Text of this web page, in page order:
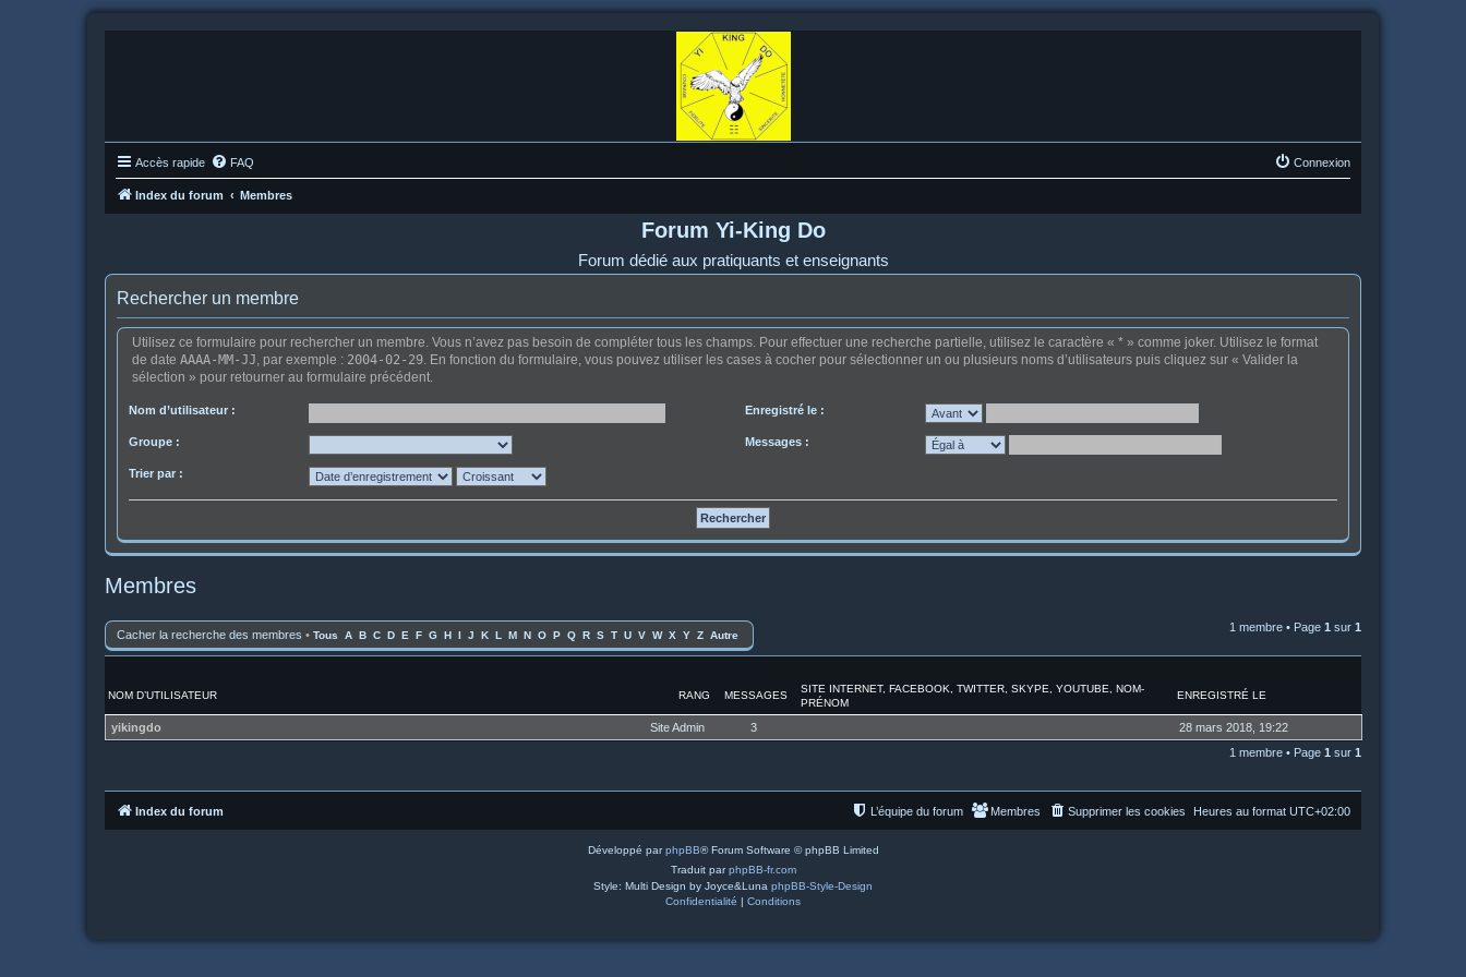
Accès rapide FAQ Connexion
Index du forum Membres
Forum Yi-King Do
Forum dédié aux pratiquants et enseignants
Rechercher un membre
Utilisez ce formulaire pour rechercher un membre. Vous n’avez pas besoin de compléter tous les champs. Pour effectuer une recherche partielle, utilisez le caractère « * » comme joker. Utilisez le format
de date AAAA-MM-JJ, par exemple : 2004-02-29. En fonction du formulaire, vous pouvez utiliser les cases à cocher pour sélectionner un ou plusieurs noms d’utilisateurs puis cliquez sur « Valider la
sélection » pour retourner au formulaire précédent.
Nom d’utilisateur :
Groupe :
Trier par :
Enregistré le :
Messages :
Membres
Cacher la recherche des membres • Tous A B C D E F G H I J K L M N O P Q R S T U V W X Y Z Autre
1 membre • Page 1 sur 1
RANG
NOM D’UTILISATEUR MESSAGES
SITE INTERNET, FACEBOOK, TWITTER, SKYPE, YOUTUBE, NOM-
PRÉNOM
ENREGISTRÉ LE
Site Admin
yikingdo 3
28 mars 2018, 19:22
1 membre • Page 1 sur 1
Index du forum Heures au format UTC+02:00
Supprimer les cookies
Membres
L’équipe du forum
Développé parphpBB® Forum Software © phpBB Limited
Traduit parphpBB-fr.com
Style: Multi Design by Joyce&Luna phpBB-Style-Design
Confidentialité | Conditions